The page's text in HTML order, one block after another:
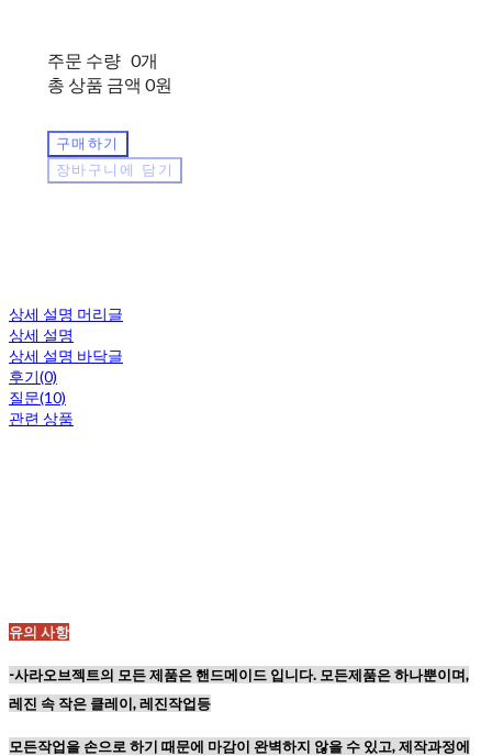
주문 수량 0개
총 상품 금액 0원
구매하기
장바구니에 담기
상세 설명 머리글
상세 설명
상세 설명 바닥글
후기(0)
질문(10)
관련 상품
유의 사항
-사라오브젝트의 모든 제품은 핸드메이드 입니다. 모든제품은 하나뿐이며,
레진 속 작은 클레이, 레진작업등
모든작업을 손으로 하기 때문에 마감이 완벽하지 않을 수 있고,제작과정에